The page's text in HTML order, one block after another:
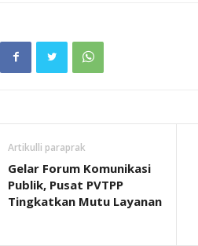
Artikulli paraprak
Gelar Forum Komunikasi
Publik, Pusat PVTPP
Tingkatkan Mutu Layanan